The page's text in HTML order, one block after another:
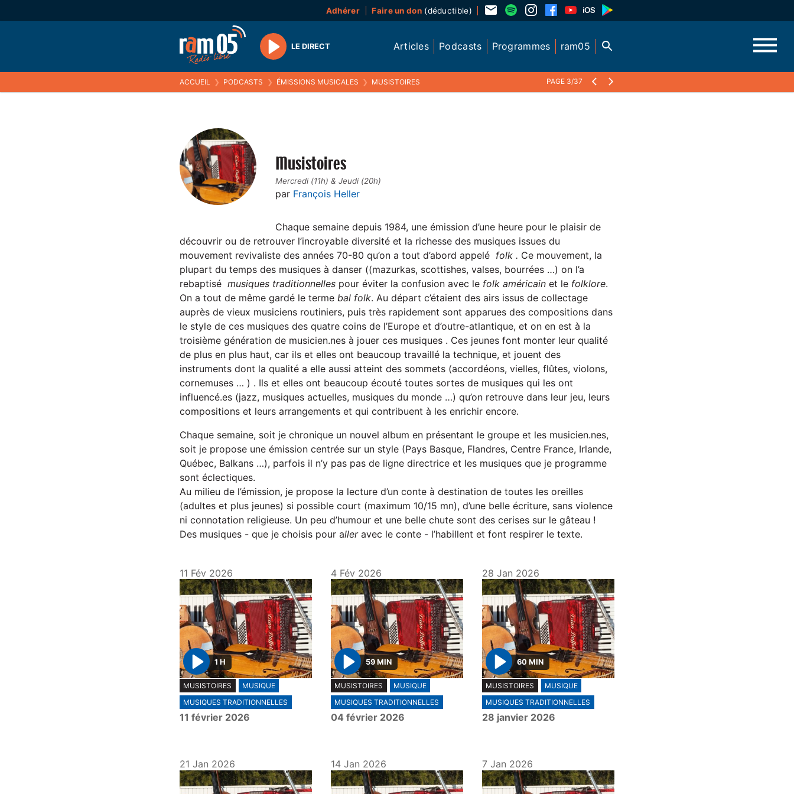
Adhérer Faire un don(déductible)
Play
LE DIRECT Articles Podcasts Programmes ram05
ACCUEIL ❯ PODCASTS ❯ ÉMISSIONS MUSICALES ❯ MUSISTOIRES PAGE 3/37
Musistoires
Mercredi (11h) & Jeudi (20h)
par François Heller
Chaque semaine depuis 1984, une émission d’une heure pour le plaisir de
découvrir ou de retrouver l’incroyable diversité et la richesse des musiques issues du
mouvement revivaliste des années 70-80 qu’on a tout d’abord appelé folk . Ce mouvement, la
plupart du temps des musiques à danser ((mazurkas, scottishes, valses, bourrées …) on l’a
rebaptisé musiques traditionnelles pour éviter la confusion avec le folk américain et le folklore.
On a tout de même gardé le terme bal folk. Au départ c’étaient des airs issus de collectage
auprès de vieux musiciens routiniers, puis très rapidement sont apparues des compositions dans
le style de ces musiques des quatre coins de l’Europe et d’outre-atlantique, et on en est à la
troisième génération de musicien.nes à jouer ces musiques . Ces jeunes font monter leur qualité
de plus en plus haut, car ils et elles ont beaucoup travaillé la technique, et jouent des
instruments dont la qualité a elle aussi atteint des sommets (accordéons, vielles, flûtes, violons,
cornemuses … ) . Ils et elles ont beaucoup écouté toutes sortes de musiques qui les ont
influencé.es (jazz, musiques actuelles, musiques du monde …) qu’on retrouve dans leur jeu, leurs
compositions et leurs arrangements et qui contribuent à les enrichir encore.
Chaque semaine, soit je chronique un nouvel album en présentant le groupe et les musicien.nes,
soit je propose une émission centrée sur un style (Pays Basque, Flandres, Centre France, Irlande,
Québec, Balkans …), parfois il n’y pas pas de ligne directrice et les musiques que je programme
sont éclectiques.
Au milieu de l’émission, je propose la lecture d’un conte à destination de toutes les oreilles
(adultes et plus jeunes) si possible court (maximum 10/15 mn), d’une belle écriture, sans violence
ni connotation religieuse. Un peu d’humour et une belle chute sont des cerises sur le gâteau !
Des musiques - que je choisis pour alleravec le conte - l’habillent et font respirer le texte.
11 Fév 2026
P
l
a
y
1 H
MUSISTOIRES
MUSIQUE
MUSIQUES TRADITIONNELLES
11 février 2026
4 Fév 2026
P
l
a
y
59 MIN
MUSISTOIRES
MUSIQUE
MUSIQUES TRADITIONNELLES
04 février 2026
28 Jan 2026
P
l
a
y
60 MIN
MUSISTOIRES
MUSIQUE
MUSIQUES TRADITIONNELLES
28 janvier 2026
21 Jan 2026 14 Jan 2026 7 Jan 2026